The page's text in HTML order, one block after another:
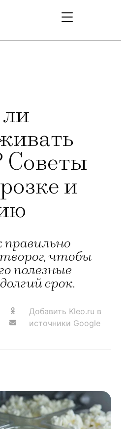
Советы
и
правильно
чтобы
полезные
срок.
Добавить Kleo.ru в
источники Google